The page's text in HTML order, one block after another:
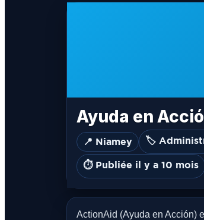
Ayuda en
📍 Niamey 🏷️
⏱️ Publiée il y a 10 mois
ActionAid (Ayuda en Acción)